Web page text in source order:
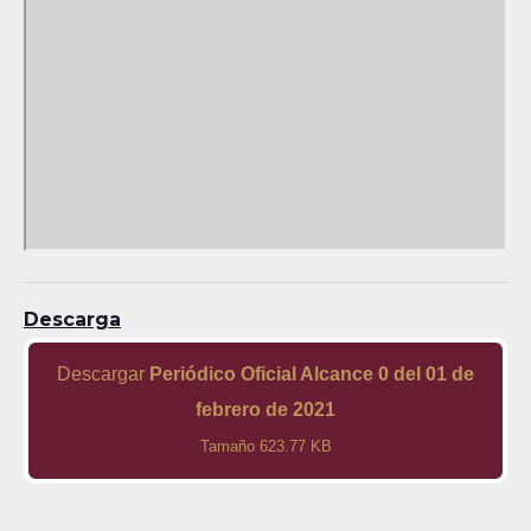
Descarga
Descargar Periódico Oficial Alcance 0 del 01 de
febrero de 2021
Tamaño 623.77 KB